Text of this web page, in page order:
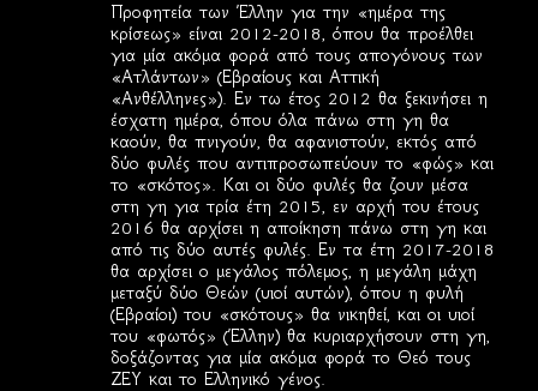
Προφητεία των Έλλην για την «ημέρα της
κρίσεως» είναι 2012-2018, όπου θα προέλθει
για μία ακόμα φορά από τους απογόνους των
«Ατλάντων» (Εβραίους και Αττική
«Ανθέλληνες»). Εν τω έτος 2012 θα ξεκινήσει η
έσχατη ημέρα, όπου όλα πάνω στη γη θα
καούν, θα πνιγούν, θα αφανιστούν, εκτός από
δύο φυλές που αντιπροσωπεύουν το «φώς» και
το «σκότος». Και οι δύο φυλές θα ζουν μέσα
στη γη για τρία έτη 2015, εν αρχή του έτους
2016 θα αρχίσει η αποίκηση πάνω στη γη και
από τις δύο αυτές φυλές. Εν τα έτη 2017-2018
θα αρχίσει ο μεγάλος πόλεμος, η μεγάλη μάχη
μεταξύ δύο Θεών (υιοί αυτών), όπου η φυλή
(Εβραίοι) του «σκότους» θα νικηθεί, και οι υιοί
του «φωτός» (Έλλην) θα κυριαρχήσουν στη γη,
δοξάζοντας για μία ακόμα φορά το Θεό τους
ΖΕΥ και το Ελληνικό γένος.